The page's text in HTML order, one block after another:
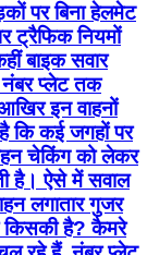
पर बिना हेलमेट
ट्रैफिक नियमों
बाइक सवार
नंबर प्लेट तक
इन वाहनों
है कि कई जगहों पर
चेकिंग को लेकर
है। ऐसे में सवाल
लगातार गुजर
किसकी है? कैमरे